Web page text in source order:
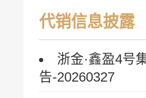
代销信息披露
浙金·鑫盈4号
告-20260327